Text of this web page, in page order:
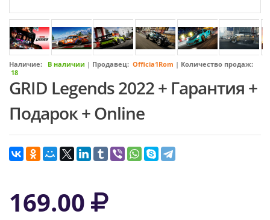
Наличие: В наличии | Продавец: Officia1Rom | Количество продаж:
18
GRID Legends 2022 + Гарантия +
Подарок + Online
169.00